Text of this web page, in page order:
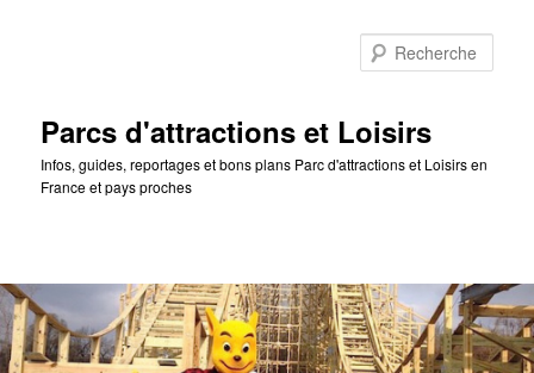
Parcs d'attractions et Loisirs
Infos, guides, reportages et bons plans Parc d'attractions et Loisirs en
France et pays proches